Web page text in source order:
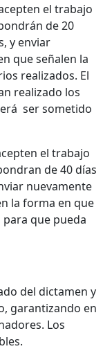
el trabajo
de 20
y enviar
que señalen la
realizados. El
realizado los
ser sometido
el trabajo
de 40 días
nuevamente
la forma en que
que pueda
del dictamen y
garantizando en
Los